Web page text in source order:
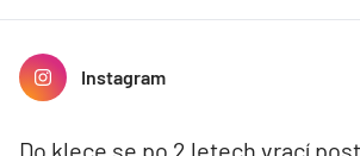
Instagram
Do klece se po 2 letech vrací